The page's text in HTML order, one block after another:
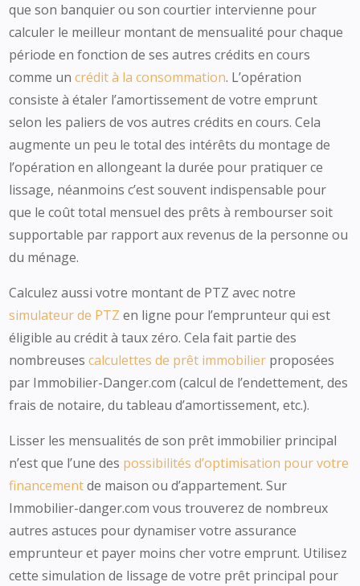
que son banquier ou son courtier intervienne pour
calculer le meilleur montant de mensualité pour chaque
période en fonction de ses autres crédits en cours
comme uncrédit à la consommation. L’opération
consiste à étaler l’amortissement de votre emprunt
selon les paliers de vos autres crédits en cours. Cela
augmente un peu le total des intérêts du montage de
l’opération en allongeant la durée pour pratiquer ce
lissage, néanmoins c’est souvent indispensable pour
que le coût total mensuel des prêts à rembourser soit
supportable par rapport aux revenus de la personne ou
du ménage.
Calculez aussi votre montant de PTZ avec notre
simulateur de PTZ en ligne pour l’emprunteur qui est
éligible au crédit à taux zéro. Cela fait partie des
nombreusescalculettes de prêt immobilier proposées
par Immobilier-Danger.com (calcul de l’endettement, des
frais de notaire, du tableau d’amortissement, etc.).
Lisser les mensualités de son prêt immobilier principal
n’est que l’une des possibilités d’optimisation pour votre
financementde maison ou d’appartement. Sur
Immobilier-danger.com vous trouverez de nombreux
autres astuces pour dynamiser votre assurance
emprunteur et payer moins cher votre emprunt. Utilisez
cette simulation de lissage de votre prêt principal pour